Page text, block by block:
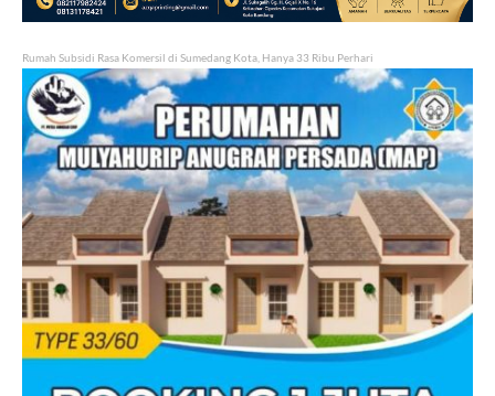
Rumah Subsidi Rasa Komersil di Sumedang Kota, Hanya 33 Ribu Perhari